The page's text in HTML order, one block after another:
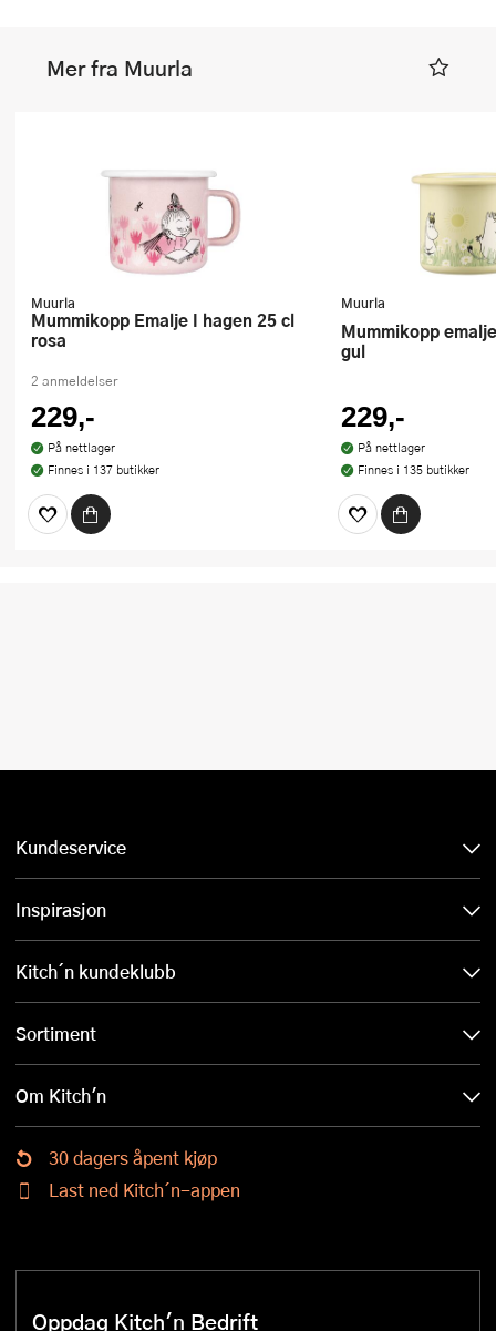
Mer fra Muurla
Muurla
Mummikopp Emalje I hagen 25 cl
rosa
2 anmeldelser
229,-
På nettlager
Finnes i 137 butikker
Muurla
Mummikopp emalje 25 cl I hagen
gul
229,-
På nettlager
Finnes i 135 butikker
Kundeservice
Inspirasjon
Kitch´n kundeklubb
Sortiment
Om Kitch'n
30 dagers åpent kjøp
Last ned Kitch´n-appen
Oppdag Kitch'n Bedrift